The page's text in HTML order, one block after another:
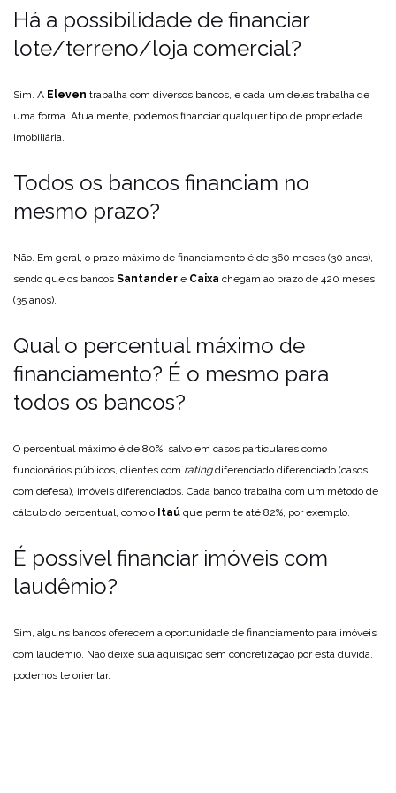
Há a possibilidade de financiar
lote/terreno/loja comercial?
Sim. A Eleven trabalha com diversos bancos, e cada um deles trabalha de
uma forma. Atualmente, podemos financiar qualquer tipo de propriedade
imobiliária.
Todos os bancos financiam no
mesmo prazo?
Não. Em geral, o prazo máximo de financiamento é de 360 meses (30 anos),
sendo que os bancos Santander e Caixa chegam ao prazo de 420 meses
(35 anos).
Qual o percentual máximo de
financiamento? É o mesmo para
todos os bancos?
O percentual máximo é de 80%, salvo em casos particulares como
funcionários públicos, clientes com ratingdiferenciado diferenciado (casos
com defesa), imóveis diferenciados. Cada banco trabalha com um método de
cálculo do percentual, como o Itaú que permite até 82%, por exemplo.
É possível financiar imóveis com
laudêmio?
Sim, alguns bancos oferecem a oportunidade de financiamento para imóveis
com laudêmio. Não deixe sua aquisição sem concretização por esta dúvida,
podemos te orientar.